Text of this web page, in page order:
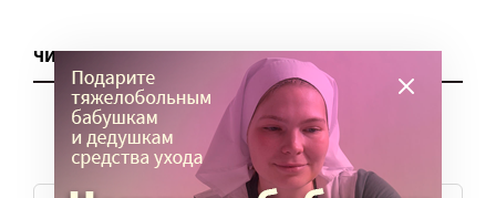
ЧИТАТЬ ЕЩЕ